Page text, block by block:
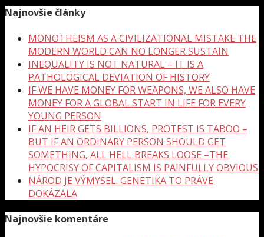
Najnovšie články
MONOTHEISM AS A CIVILIZATIONAL MISTAKE THE
MODERN WORLD CAN NO LONGER SUSTAIN
INEQUALITY IS NOT NATURAL – IT IS A
PATHOLOGICAL DEVIATION OF HISTORY
IF WE HAVE MONEY FOR WEAPONS, WE ALSO HAVE
MONEY FOR A GLOBAL START IN LIFE FOR EVERY
YOUNG PERSON
IF AN HEIR GETS BILLIONS, PROTEST IS TABOO –
BUT IF AN ORDINARY PERSON SHOULD GET
SOMETHING, ALL HELL BREAKS LOOSE –THE
HYPOCRISY OF CAPITALISM IS PAINFULLY OBVIOUS
NÁROD JE VÝMYSEL. GENETIKA TO PRÁVE
DOKÁZALA
Najnovšie komentáre